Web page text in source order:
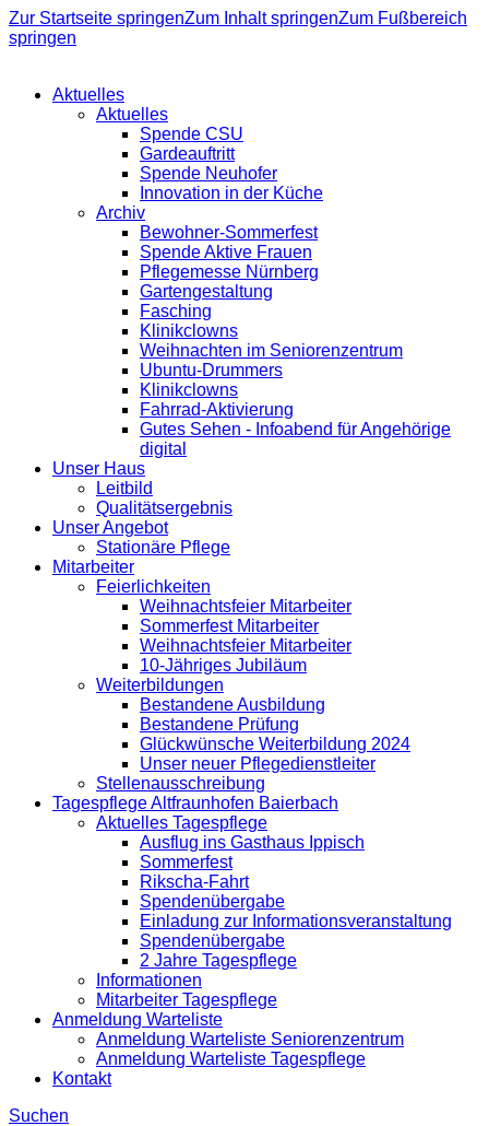
Zur Startseite springenZum Inhalt springenZum Fußbereich
springen
Aktuelles
Aktuelles
Spende CSU
Gardeauftritt
Spende Neuhofer
Innovation in der Küche
Archiv
Bewohner-Sommerfest
Spende Aktive Frauen
Pflegemesse Nürnberg
Gartengestaltung
Fasching
Klinikclowns
Weihnachten im Seniorenzentrum
Ubuntu-Drummers
Klinikclowns
Fahrrad-Aktivierung
Gutes Sehen - Infoabend für Angehörige
digital
Unser Haus
Leitbild
Qualitätsergebnis
Unser Angebot
Stationäre Pflege
Mitarbeiter
Feierlichkeiten
Weihnachtsfeier Mitarbeiter
Sommerfest Mitarbeiter
Weihnachtsfeier Mitarbeiter
10-Jähriges Jubiläum
Weiterbildungen
Bestandene Ausbildung
Bestandene Prüfung
Glückwünsche Weiterbildung 2024
Unser neuer Pflegedienstleiter
Stellenausschreibung
Tagespflege Altfraunhofen Baierbach
Aktuelles Tagespflege
Ausflug ins Gasthaus Ippisch
Sommerfest
Rikscha-Fahrt
Spendenübergabe
Einladung zur Informationsveranstaltung
Spendenübergabe
2 Jahre Tagespflege
Informationen
Mitarbeiter Tagespflege
Anmeldung Warteliste
Anmeldung Warteliste Seniorenzentrum
Anmeldung Warteliste Tagespflege
Kontakt
Suchen